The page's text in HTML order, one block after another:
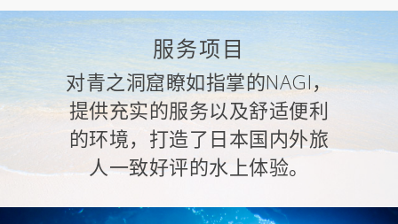
服务项目
对青之洞窟瞭如指掌的NAGI，
提供充实的服务以及舒适便利
的环境，打造了日本国内外旅
人一致好评的水上体验。